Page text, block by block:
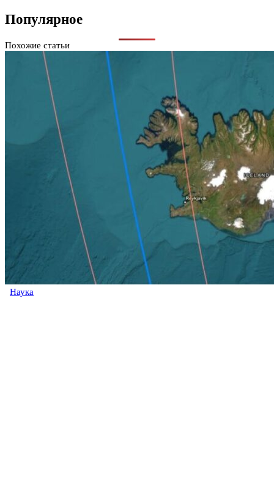
Популярное
Похожие статьи
Наука